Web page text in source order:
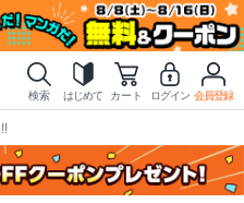
検索 はじめて カート ログイン 会員登録